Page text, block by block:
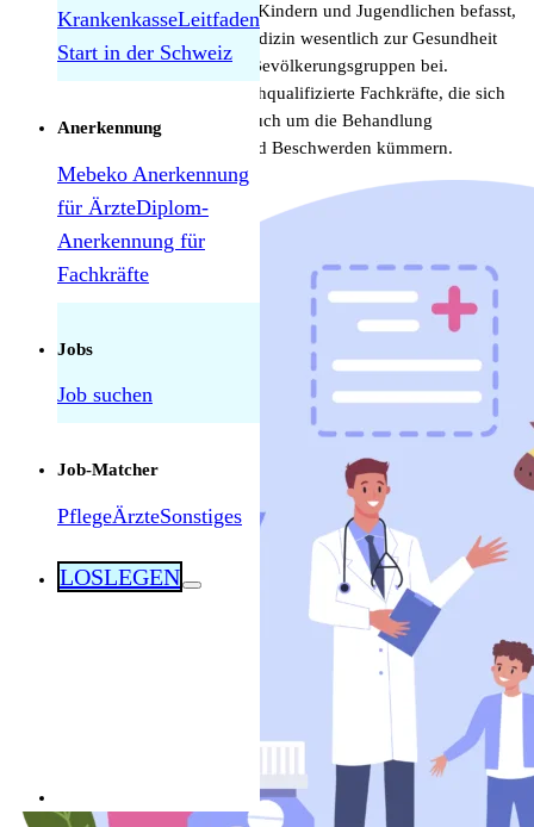
MAGAZIN
Herausforderungen als Pflegekraft in der
Schweiz: Was tatsächlich manchmal schwierig
Als Pflegekraft in die Schweiz: Leben, Kultur
KrankenkasseLeitfaden
Start in der Schweiz
Anerkennung
Mebeko Anerkennung
für ÄrzteDiplom-
Anerkennung für
Fachkräfte
Jobs
Job suchen
Job-Matcher
PflegeÄrzteSonstiges
LOSLEGEN
medizinischen Versorgung von Kindern und Jugendlichen befasst,
trägt die Kinder- und Jugendmedizin wesentlich zur Gesundheit
und Entwicklung der jüngsten Bevölkerungsgruppen bei.
Schweizer Kinderärzte sind hochqualifizierte Fachkräfte, die sich
sowohl um die Prävention als auch um die Behandlung
verschiedenster Krankheiten und Beschwerden kümmern.